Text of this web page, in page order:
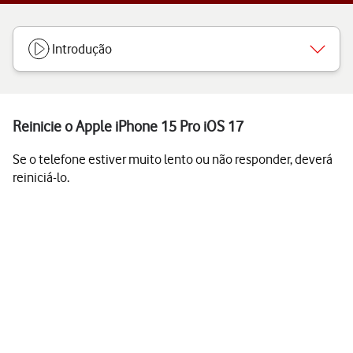
Introdução
Reinicie o Apple iPhone 15 Pro iOS 17
Se o telefone estiver muito lento ou não responder, deverá
reiniciá-lo.